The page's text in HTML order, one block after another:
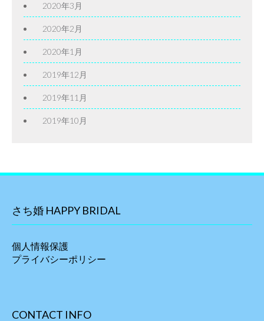
2020年3月
2020年2月
2020年1月
2019年12月
2019年11月
2019年10月
さち婚 HAPPY BRIDAL
個人情報保護
プライバシーポリシー
CONTACT INFO